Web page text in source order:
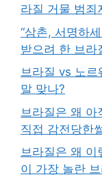
라질 거물 범죄
“삼촌, 서명하
받으려 한 브라
브라질 vs 노르
말 맞나?
브라질은 왜
직접 감전당한
브라질은 왜 이
이 가장 놀란